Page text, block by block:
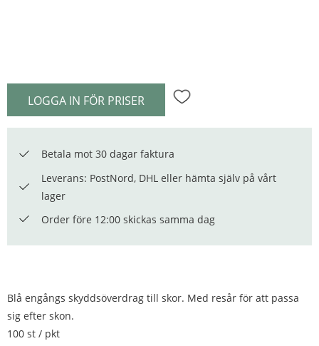
LOGGA IN FÖR PRISER Lägg till i favoriter
Betala mot 30 dagar faktura
Leverans: PostNord, DHL eller hämta själv på vårt
lager
Order före 12:00 skickas samma dag
Blå engångs skyddsöverdrag till skor. Med resår för att passa
sig efter skon.
100 st / pkt